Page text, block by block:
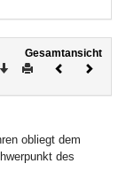
Gesamtansicht
Download
DruckenVorheriges
obliegt dem
des